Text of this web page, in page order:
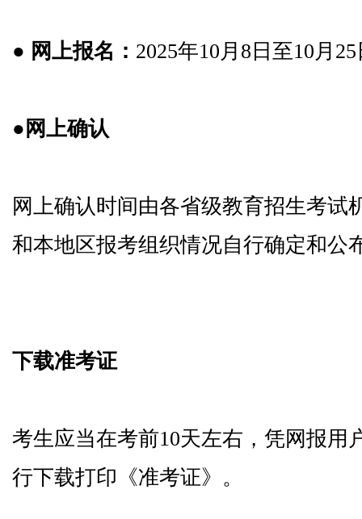
● 网上报名： 2025年10月8日至10月
●网上确认
网上确认时间由各省级教育招生考试
和本地区报考组织情况自行确定和公
下载准考证
考生应当在考前10天左右，凭网报用
行下载打印《准考证》。